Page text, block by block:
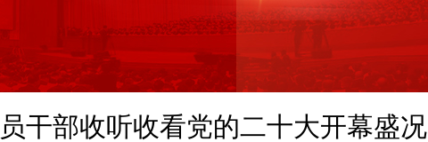
干部收听收看党的二十大开幕盛况